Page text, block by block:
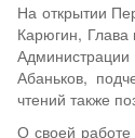
На открытии
Карюгин, Глава
Абаньков,
чтений также
О своей работе